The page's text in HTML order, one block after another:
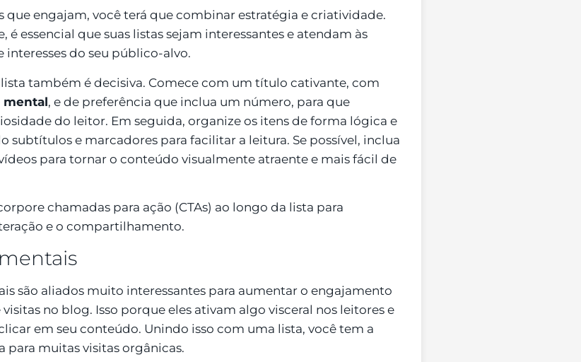
que engajam, você terá que combinar estratégia e criatividade.
é essencial que suas listas sejam interessantes e atendam às
interesses do seu público-alvo.
também é decisiva. Comece com um título cativante, com
mental, e de preferência que inclua um número, para que
do leitor. Em seguida, organize os itens de forma lógica e
subtítulos e marcadores para facilitar a leitura. Se possível, inclua
para tornar o conteúdo visualmente atraente e mais fácil de
chamadas para ação (CTAs) ao longo da lista para
e o compartilhamento.
são aliados muito interessantes para aumentar o engajamento
no blog. Isso porque eles ativam algo visceral nos leitores e
em seu conteúdo. Unindo isso com uma lista, você tem a
para muitas visitas orgânicas.